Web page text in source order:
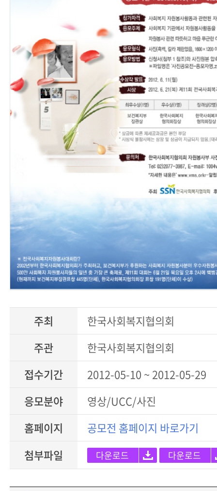
주최
한국사회복지협의회
주관
한국사회복지협의회
접수기간
2012-05-10 ~ 2012-05-29
응모분야
영상/UCC/사진
홈페이지
공모전 홈페이지 바로가기
첨부파일
다운로드 다운로드